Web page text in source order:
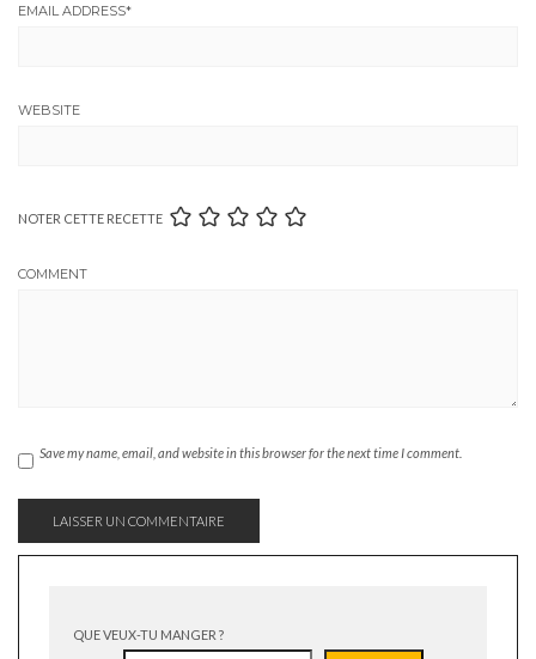
EMAIL ADDRESS*
WEBSITE
NOTER CETTE RECETTE
COMMENT
Save my name, email, and website in this browser for the next time I comment.
QUE VEUX-TU MANGER ?